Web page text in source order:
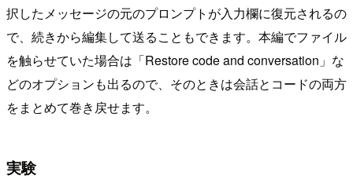
択したメッセージの元のプロンプトが入力欄に復元されるの
で、続きから編集して送ることもできます。本編でファイル
を触らせていた場合は「Restore code and conversation」な
どのオプションも出るので、そのときは会話とコードの両方
をまとめて巻き戻せます。
実験